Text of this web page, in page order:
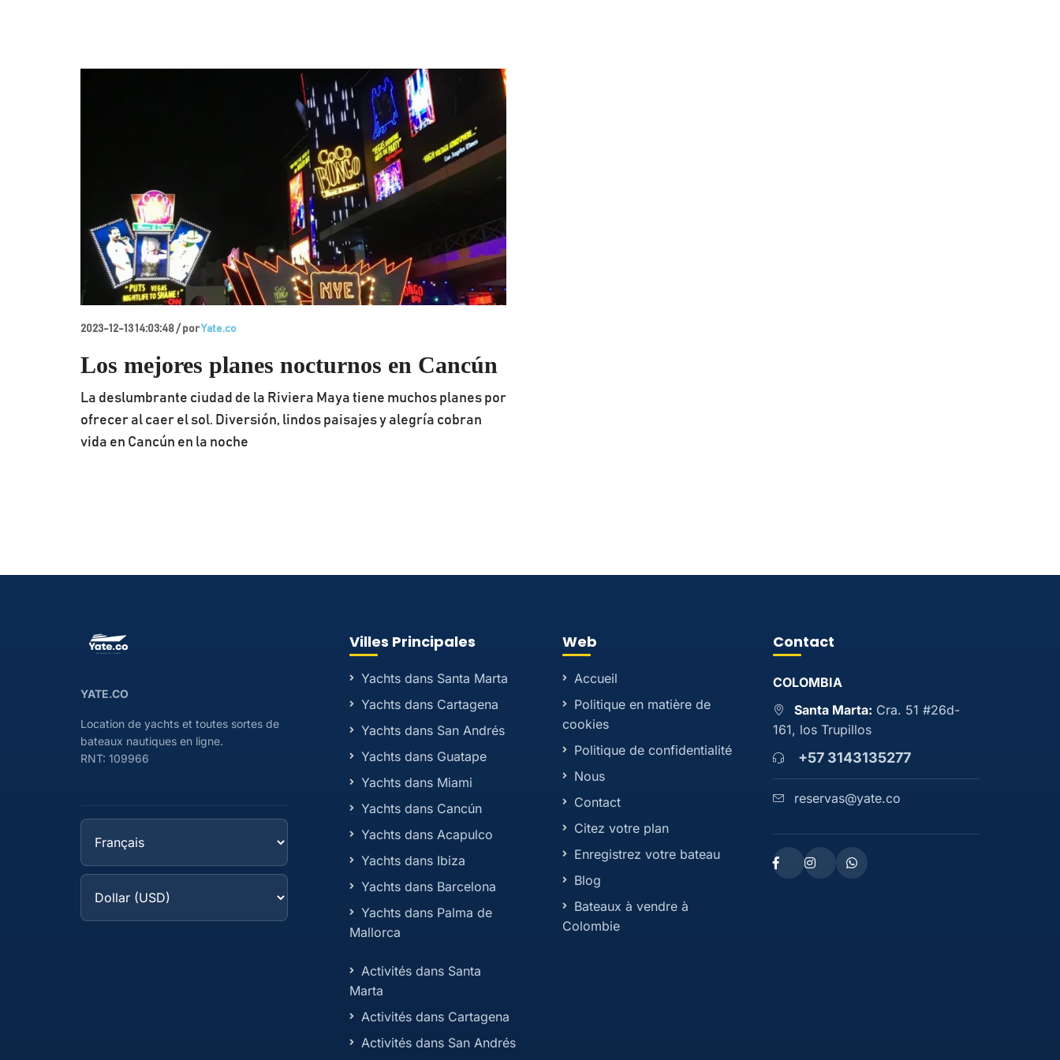
2023-12-13 14:03:48 / porYate.co
Los mejores planes nocturnos en Cancún
La deslumbrante ciudad de la Riviera Maya tiene muchos planes por
ofrecer al caer el sol. Diversión, lindos paisajes y alegría cobran
vida en Cancún en la noche
YATE.CO
Location de yachts et toutes sortes de
bateaux nautiques en ligne.
RNT: 109966
Villes Principales
Yachts dans Santa Marta
Yachts dans Cartagena
Yachts dans San Andrés
Yachts dans Guatape
Yachts dans Miami
Yachts dans Cancún
Yachts dans Acapulco
Yachts dans Ibiza
Yachts dans Barcelona
Yachts dans Palma de
Mallorca
Activités dans Santa
Marta
Activités dans Cartagena
Activités dans San Andrés
Web
Accueil
Politique en matière de
cookies
Politique de confidentialité
Nous
Contact
Citez votre plan
Enregistrez votre bateau
Blog
Bateaux à vendre à
Colombie
Contact
COLOMBIA
Santa Marta: Cra. 51 #26d-
161, los Trupillos
+57 3143135277
reservas@yate.co